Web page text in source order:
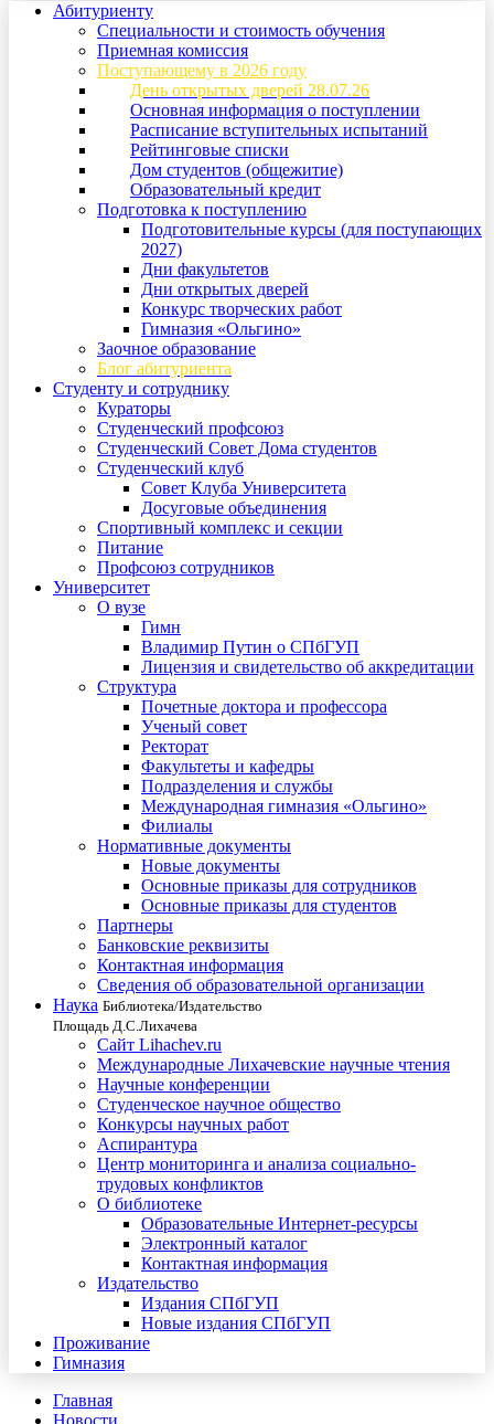
Абитуриенту
Специальности и стоимость обучения
Приемная комиссия
Поступающему в 2026 году
День открытых дверей 28.07.26
Основная информация о поступлении
Расписание вступительных испытаний
Рейтинговые списки
Дом студентов (общежитие)
Образовательный кредит
Подготовка к поступлению
Подготовительные курсы (для поступающих
2027)
Дни факультетов
Дни открытых дверей
Конкурс творческих работ
Гимназия «Ольгино»
Заочное образование
Блог абитуриента
Студенту и сотруднику
Кураторы
Студенческий профсоюз
Студенческий Совет Дома студентов
Студенческий клуб
Совет Клуба Университета
Досуговые объединения
Спортивный комплекс и секции
Питание
Профсоюз сотрудников
Университет
О вузе
Гимн
Владимир Путин о СПбГУП
Лицензия и свидетельство об аккредитации
Структура
Почетные доктора и профессора
Ученый совет
Ректорат
Факультеты и кафедры
Подразделения и службы
Международная гимназия «Ольгино»
Филиалы
Нормативные документы
Новые документы
Основные приказы для сотрудников
Основные приказы для студентов
Партнеры
Банковские реквизиты
Контактная информация
Сведения об образовательной организации
Наука Библиотека/Издательство
Площадь Д.С.Лихачева
Сайт Lihachev.ru
Международные Лихачевские научные чтения
Научные конференции
Студенческое научное общество
Конкурсы научных работ
Аспирантура
Центр мониторинга и анализа социально-
трудовых конфликтов
О библиотеке
Образовательные Интернет-ресурсы
Электронный каталог
Контактная информация
Издательство
Издания СПбГУП
Новые издания СПбГУП
Проживание
Гимназия
Главная
Новости